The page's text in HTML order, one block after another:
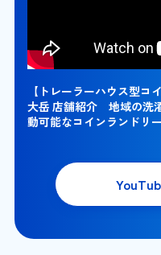
【トレーラーハウス型コ
大岳 店舗紹介 地域の洗
動可能なコインランドリー